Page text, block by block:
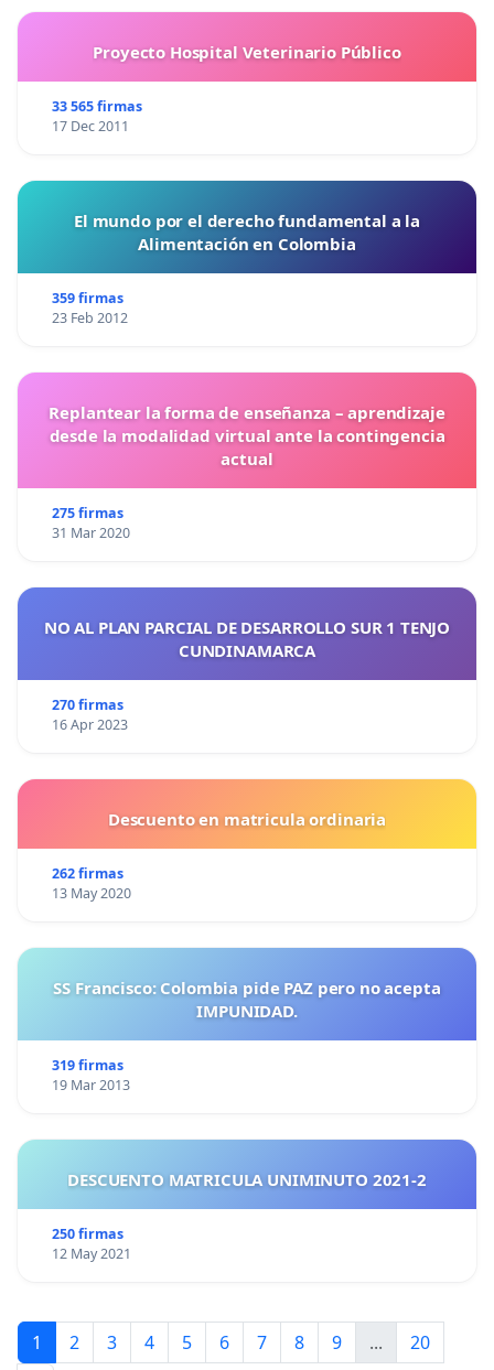
Proyecto Hospital Veterinario Público
33 565 firmas
17 Dec 2011
El mundo por el derecho fundamental a la
Alimentación en Colombia
359 firmas
23 Feb 2012
Replantear la forma de enseñanza – aprendizaje
desde la modalidad virtual ante la contingencia
actual
275 firmas
31 Mar 2020
NO AL PLAN PARCIAL DE DESARROLLO SUR 1 TENJO
CUNDINAMARCA
270 firmas
16 Apr 2023
Descuento en matricula ordinaria
262 firmas
13 May 2020
SS Francisco: Colombia pide PAZ pero no acepta
IMPUNIDAD.
319 firmas
19 Mar 2013
DESCUENTO MATRICULA UNIMINUTO 2021-2
250 firmas
12 May 2021
1 2 3 4 5 6 7 8 9 ...
20